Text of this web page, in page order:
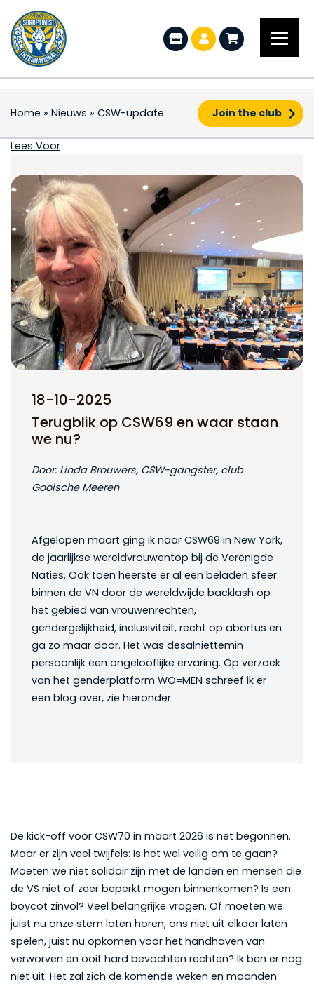
Home » Nieuws » CSW-update Join the club
CSW-update
Lees Voor
18-10-2025
Terugblik op CSW69 en waar staan
we nu?
Door: Linda Brouwers, CSW-gangster, club
Gooische Meeren
Afgelopen maart ging ik naar CSW69 in New York,
de jaarlijkse wereldvrouwentop bij de Verenigde
Naties. Ook toen heerste er al een beladen sfeer
binnen de VN door de wereldwijde backlash op
het gebied van vrouwenrechten,
gendergelijkheid, inclusiviteit, recht op abortus en
ga zo maar door. Het was desalniettemin
persoonlijk een ongelooflijke ervaring. Op verzoek
van het genderplatform WO=MEN schreef ik er
een blog over, zie hieronder.
De kick-off voor CSW70 in maart 2026 is net begonnen.
Maar er zijn veel twijfels: Is het wel veilig om te gaan?
Moeten we niet solidair zijn met de landen en mensen die
de VS niet of zeer beperkt mogen binnenkomen? Is een
boycot zinvol? Veel belangrijke vragen. Of moeten we
juist nu onze stem laten horen, ons niet uit elkaar laten
spelen, juist nu opkomen voor het handhaven van
verworven en ooit hard bevochten rechten? Ik ben er nog
niet uit. Het zal zich de komende weken en maanden